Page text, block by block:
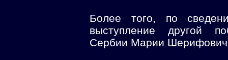
Более того, по
выступление другой
Сербии Марии